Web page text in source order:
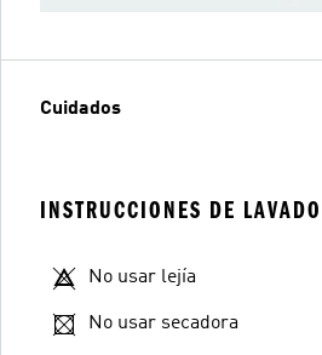
Cuidados
INSTRUCCIONES DE LAVADO
No usar lejía
No usar secadora